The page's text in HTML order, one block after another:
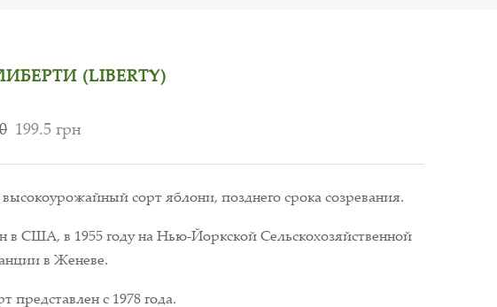
(LIBERTY)
199.5 грн
сорт яблони, позднего срока созревания.
в США, в 1955 году на Нью-Йоркской Сельскохозяйственной
в Женеве.
представлен с 1978 года.